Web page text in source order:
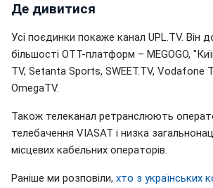
Де дивитися
Усі поєдинки покаже канал UPL.TV. Він
більшості OTT-платформ – MEGOGO,
TV, Setanta Sports, SWEET.TV, Vodafone
OmegaTV.
Також телеканал ретранслюють
телебачення VIASAT і низка
місцевих кабельних операторів.
Раніше ми розповіли, хто з українських